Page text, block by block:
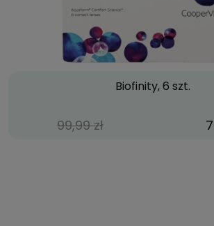
Biofinity, 6 szt.
99,99 zł